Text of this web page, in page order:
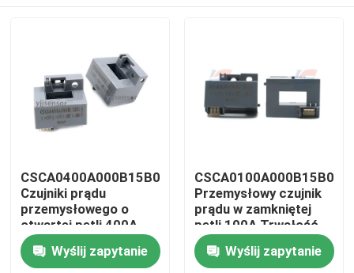
Do domu
Produkty
CSCA0400A000B15B01
Czujniki prądu
przemysłowego o
otwartej pętli 400A
Wyślij zapytanie
CSCA0100A000B15B01
Przemysłowy czujnik
prądu w zamkniętej
pętli 100A Trwałość
HVAC Analog
Wyślij zapytanie